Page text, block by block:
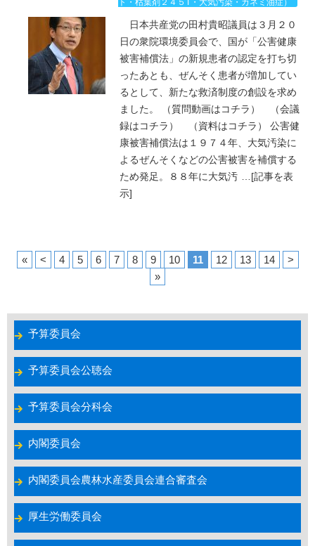
ト・枯葉剤２４５T・大気汚染・カネミ油症）
日本共産党の田村貴昭議員は３月２０
日の衆院環境委員会で、国が「公害健康
被害補償法」の新規患者の認定を打ち切
ったあとも、ぜんそく患者が増加してい
るとして、新たな救済制度の創設を求め
ました。 （質問動画はコチラ） （会議
録はコチラ） （資料はコチラ） 公害健
康被害補償法は１９７４年、大気汚染に
よるぜんそくなどの公害被害を補償する
ため発足。８８年に大気汚 … [記事を表
示]
« < 4 5 6 7 8 9 10 11 12 13 14
>
»
予算委員会
予算委員会公聴会
予算委員会分科会
内閣委員会
内閣委員会農林水産委員会連合審査会
厚生労働委員会